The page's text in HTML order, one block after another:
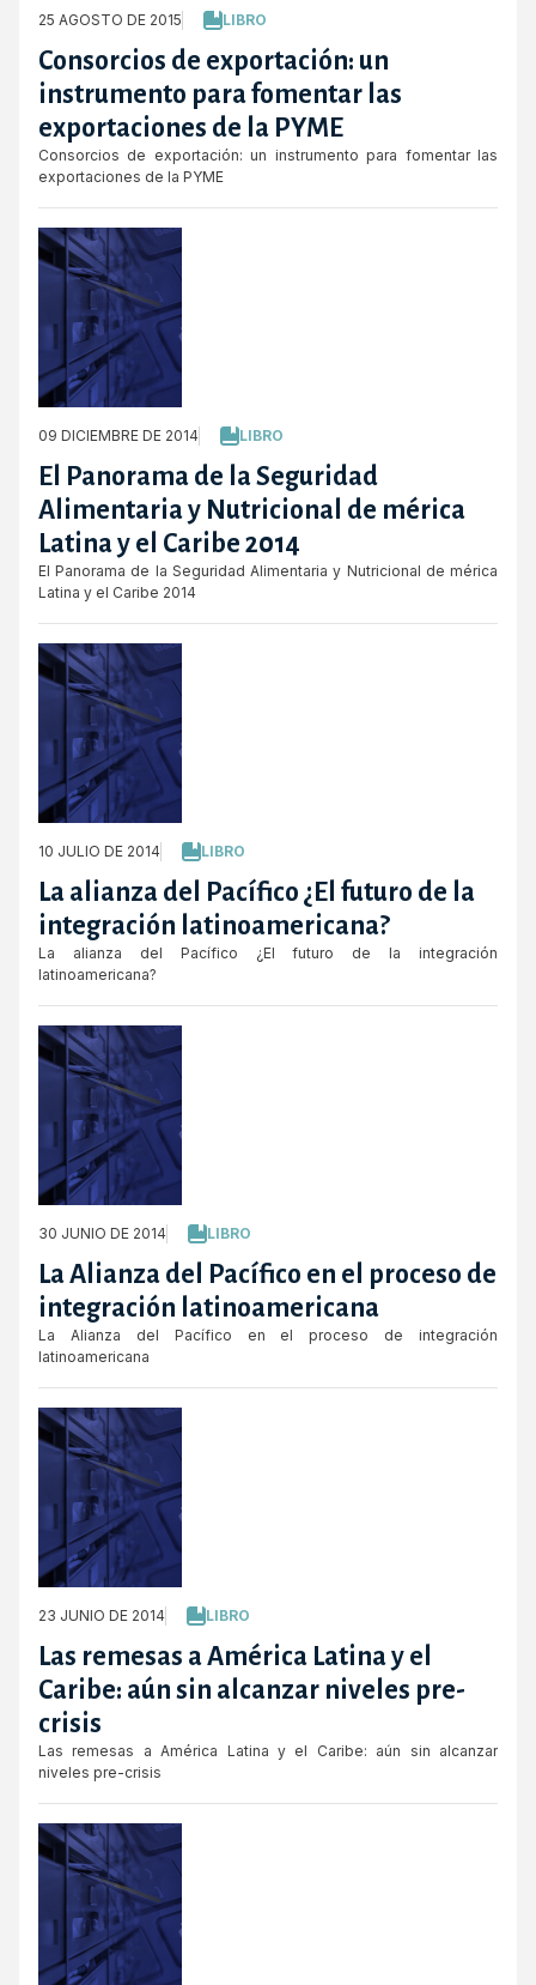
25 AGOSTO DE 2015 LIBRO
Consorcios de exportación: un
instrumento para fomentar las
exportaciones de la PYME
Consorcios de exportación: un instrumento para fomentar las
exportaciones de la PYME
09 DICIEMBRE DE 2014 LIBRO
El Panorama de la Seguridad
Alimentaria y Nutricional de mérica
Latina y el Caribe 2014
El Panorama de la Seguridad Alimentaria y Nutricional de mérica
Latina y el Caribe 2014
10 JULIO DE 2014 LIBRO
La alianza del Pacífico ¿El futuro de la
integración latinoamericana?
La alianza del Pacífico ¿El futuro de la integración
latinoamericana?
30 JUNIO DE 2014 LIBRO
La Alianza del Pacífico en el proceso de
integración latinoamericana
La Alianza del Pacífico en el proceso de integración
latinoamericana
23 JUNIO DE 2014 LIBRO
Las remesas a América Latina y el
Caribe: aún sin alcanzar niveles pre-
crisis
Las remesas a América Latina y el Caribe: aún sin alcanzar
niveles pre-crisis